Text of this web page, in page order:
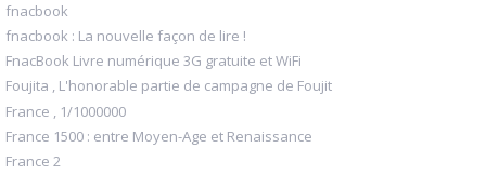
fnacbook
fnacbook : La nouvelle façon de lire !
FnacBook Livre numérique 3G gratuite et WiFi
Foujita , L'honorable partie de campagne de Foujit
France , 1/1000000
France 1500 : entre Moyen-Age et Renaissance
France 2